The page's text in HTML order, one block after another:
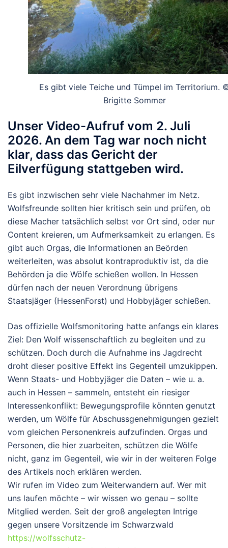
Es gibt viele Teiche und Tümpel im Territorium.
Brigitte Sommer
Unser Video-Aufruf vom 2. Juli
2026. An dem Tag war noch nicht
klar, dass das Gericht der
Eilverfügung stattgeben wird.
Es gibt inzwischen sehr viele Nachahmer im Netz.
Wolfsfreunde sollten hier kritisch sein und prüfen, ob
diese Macher tatsächlich selbst vor Ort sind, oder nur
Content kreieren, um Aufmerksamkeit zu erlangen. Es
gibt auch Orgas, die Informationen an Beörden
weiterleiten, was absolut kontraproduktiv ist, da die
Behörden ja die Wölfe schießen wollen. In Hessen
dürfen nach der neuen Verordnung übrigens
Staatsjäger (HessenForst) und Hobbyjäger schießen.
Das offizielle Wolfsmonitoring hatte anfangs ein klares
Ziel: Den Wolf wissenschaftlich zu begleiten und zu
schützen. Doch durch die Aufnahme ins Jagdrecht
droht dieser positive Effekt ins Gegenteil umzukippen.
Wenn Staats- und Hobbyjäger die Daten – wie u. a.
auch in Hessen – sammeln, entsteht ein riesiger
Interessenkonflikt: Bewegungsprofile könnten genutzt
werden, um Wölfe für Abschussgenehmigungen gezielt
vom gleichen Personenkreis aufzufinden. Orgas und
Personen, die hier zuarbeiten, schützen die Wölfe
nicht, ganz im Gegenteil, wie wir in der weiteren Folge
des Artikels noch erklären werden.
Wir rufen im Video zum Weiterwandern auf. Wer mit
uns laufen möchte – wir wissen wo genau – sollte
Mitglied werden. Seit der groß angelegten Intrige
gegen unsere Vorsitzende im Schwarzwald
https://wolfsschutz-